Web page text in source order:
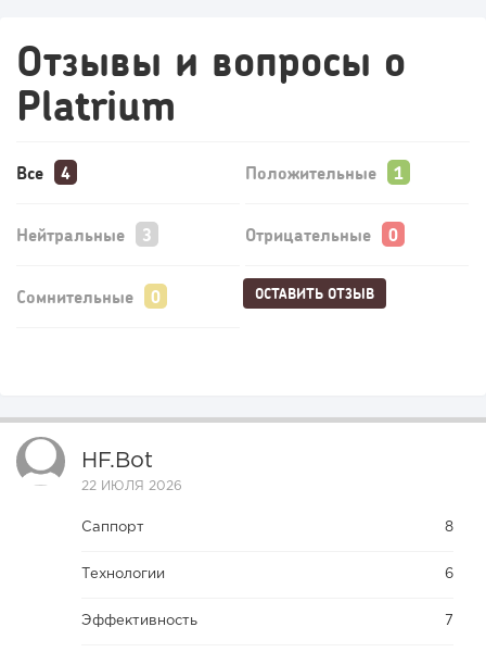
Отзывы и вопросы о
Platrium
Все Положительные
Нейтральные Отрицательные
Сомнительные ОСТАВИТЬ ОТЗЫВ
HF.bot
22 ИЮЛЯ 2026
Саппорт 8
Технологии 6
Эффективность 7